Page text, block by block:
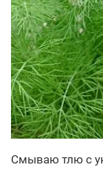
Смываю тлю с